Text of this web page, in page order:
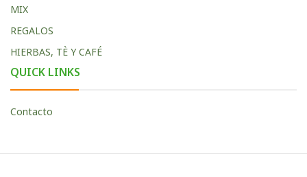
MIX
REGALOS
HIERBAS, TÈ Y CAFÉ
QUICK LINKS
Contacto